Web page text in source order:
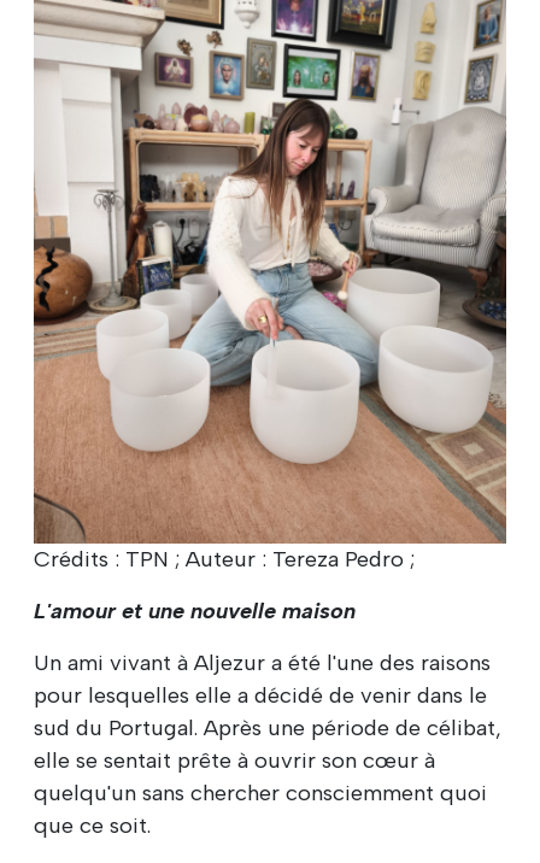
Crédits : TPN ; Auteur : Tereza Pedro ;
L'amour et une nouvelle maison
Un ami vivant à Aljezur a été l'une des raisons
pour lesquelles elle a décidé de venir dans le
sud du Portugal. Après une période de célibat,
elle se sentait prête à ouvrir son cœur à
quelqu'un sans chercher consciemment quoi
que ce soit.